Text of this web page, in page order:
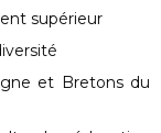
supérieur
et Bretons du